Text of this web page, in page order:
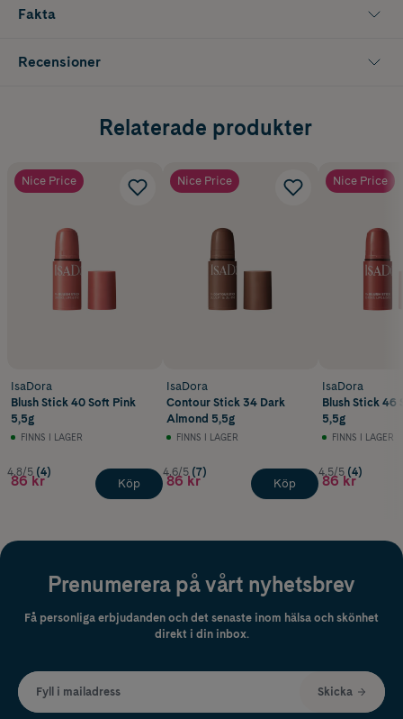
Fakta
Recensioner
Relaterade produkter
Nice Price
IsaDora
Blush Stick 40 Soft Pink
5,5g
FINNS I LAGER
4.8/5 (4)
86 kr Köp
Nice Price
IsaDora
Contour Stick 34 Dark
Almond 5,5g
FINNS I LAGER
4.6/5 (7)
86 kr Köp
Nice Price
IsaDora
Blush Stick 46
5,5g
FINNS I LAGER
4.5/5 (4)
86 kr
Prenumerera på vårt nyhetsbrev
Få personliga erbjudanden och det senaste inom hälsa och skönhet
direkt i din inbox.
Fyll i mailadress Skicka